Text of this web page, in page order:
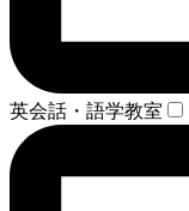
英会話・語学教室